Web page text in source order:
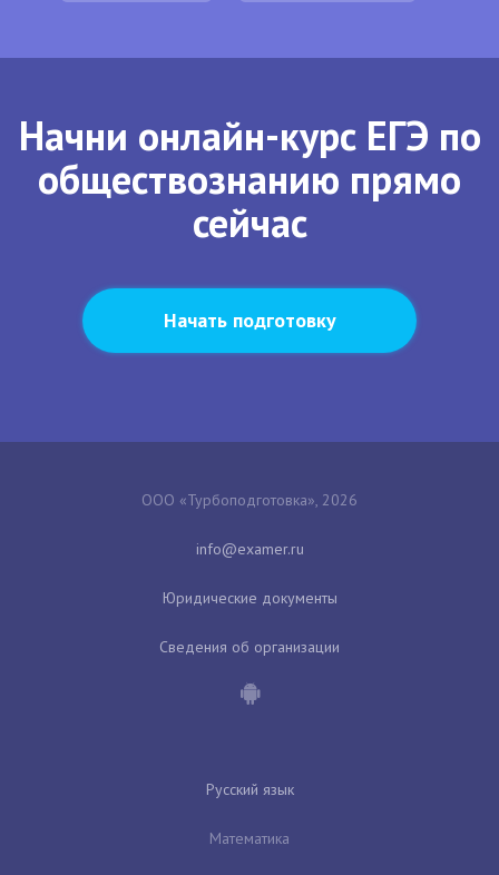
Начни онлайн-курс ЕГЭ по
обществознанию прямо
сейчас
Начать подготовку
ООО «Турбоподготовка», 2026
Юридические документы
Сведения об организации
Русский язык
Математика